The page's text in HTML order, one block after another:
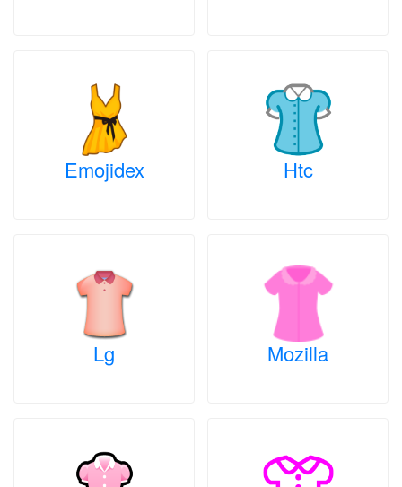
Emojidex Htc
Lg Mozilla